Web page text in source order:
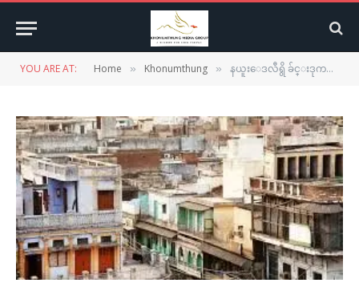
YOU ARE AT: Home » Khonumthung » နယူးေဒလီရွိ ခ်င္းဒုကၡသည္မ်ားကို မီဇိုရမ္အစိုးရက ရူပီ ၅ သိန္းကူညီမည္